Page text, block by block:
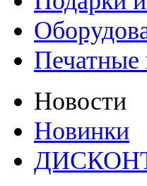
Печатные
Новости
Новинки